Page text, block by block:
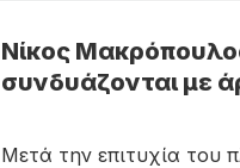
Νίκος
συνδυάζονται με
Μετά την επιτυχία του